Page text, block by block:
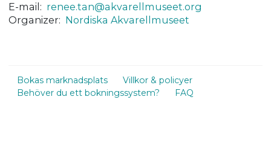
E-mail: renee.tan@akvarellmuseet.org
Organizer: Nordiska Akvarellmuseet
Bokas marknadsplats
Villkor & policyer
Behöver du ett bokningssystem?
FAQ